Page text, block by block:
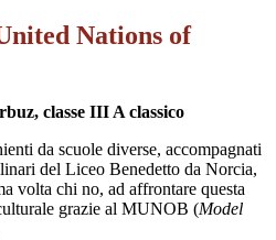
Nations of
classe III A classico
da scuole diverse, accompagnati
del Liceo Benedetto da Norcia,
volta chi no, ad affrontare questa
grazie al MUNOB (Model